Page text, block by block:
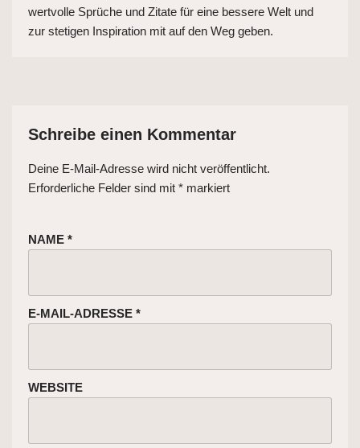
wertvolle Sprüche und Zitate für eine bessere Welt und
zur stetigen Inspiration mit auf den Weg geben.
Schreibe einen Kommentar
Deine E-Mail-Adresse wird nicht veröffentlicht.
Erforderliche Felder sind mit * markiert
NAME *
E-MAIL-ADRESSE *
WEBSITE